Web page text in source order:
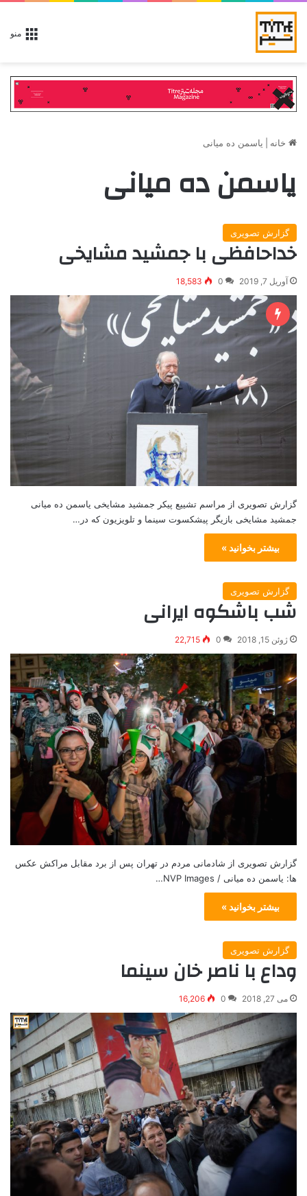
منو
خانه یاسمن ده میانی
یاسمن ده میانی
گزارش تصویری
خداحافظی با جمشید مشایخی
آوریل 7, 2019 0
18,583
گزارش تصویری از مراسم تشییع پیکر جمشید مشایخی یاسمن ده میانی
جمشید مشایخی بازیگر پیشکسوت سینما و تلویزیون که در…
بیشتر بخوانید »
گزارش تصویری
شب باشکوه ایرانی
ژوئن 15, 2018 0
22,715
گزارش تصویری از شادمانی مردم در تهران پس از برد مقابل مراکش عکس
ها: یاسمن ده میانی / NVP Images…
بیشتر بخوانید »
گزارش تصویری
وداع با ناصر خان سینما
می 27, 2018 0
16,206